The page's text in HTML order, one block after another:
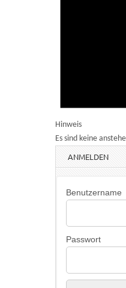
Hinweis
Es sind keine
ANMELDEN
Benutzername
Passwort